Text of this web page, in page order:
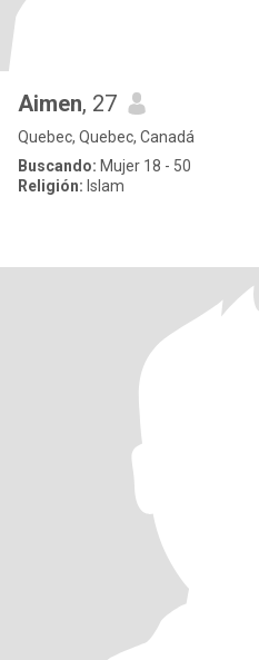
Aimen, 27
Quebec, Quebec, Canadá
Buscando: Mujer 18 - 50
Religión: Islam